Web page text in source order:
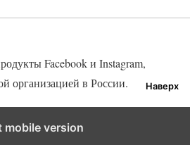
Наверх
Facebook и Instagram,
организацией в России.
mobile version